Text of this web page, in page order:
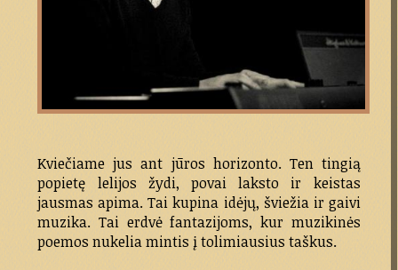
Kviečiame jus ant jūros horizonto. Ten tingią
popietę lelijos žydi, povai laksto ir keistas
jausmas apima. Tai kupina idėjų, šviežia ir gaivi
muzika. Tai erdvė fantazijoms, kur muzikinės
poemos nukelia mintis į tolimiausius taškus.